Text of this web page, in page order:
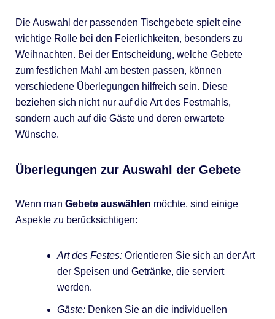
Die Auswahl der passenden Tischgebete spielt eine
wichtige Rolle bei den Feierlichkeiten, besonders zu
Weihnachten. Bei der Entscheidung, welche Gebete
zum festlichen Mahl am besten passen, können
verschiedene Überlegungen hilfreich sein. Diese
beziehen sich nicht nur auf die Art des Festmahls,
sondern auch auf die Gäste und deren erwartete
Wünsche.
Überlegungen zur Auswahl der Gebete
Wenn man Gebete auswählen möchte, sind einige
Aspekte zu berücksichtigen:
Art des Festes:Orientieren Sie sich an der Art
der Speisen und Getränke, die serviert
werden.
Gäste:Denken Sie an die individuellen